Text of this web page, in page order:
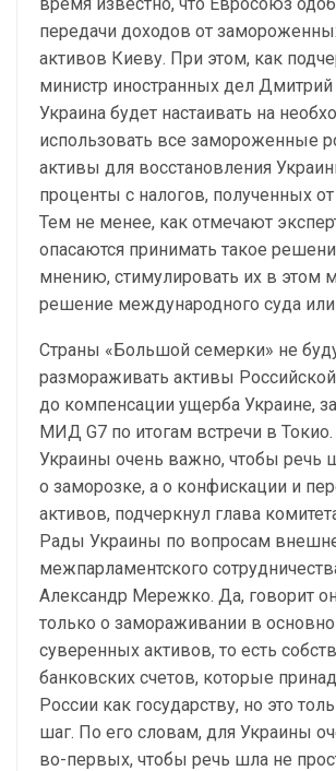
передачи доходов от
активов Киеву. При этом, как
министр иностранных дел Дмитрий
Украина будет настаивать на
использовать все замороженные
активы для восстановления
проценты с налогов, полученных от
Тем не менее, как отмечают
опасаются принимать такое
мнению, стимулировать их в этом
решение международного суда
Страны «Большой семерки» не
размораживать активы
до компенсации ущерба Украине,
МИД G7 по итогам встречи в
Украины очень важно, чтобы речь
о заморозке, а о конфискации и
активов, подчеркнул глава
Рады Украины по вопросам
межпарламентского
Александр Мережко. Да, говорит
только о замораживании в
суверенных активов, то есть
банковских счетов, которые
России как государству, но это
шаг. По его словам, для Украины
во-первых, чтобы речь шла не